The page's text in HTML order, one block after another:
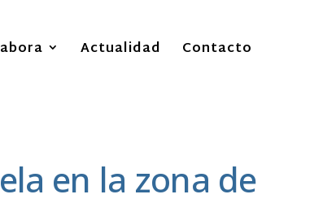
Actualidad Contacto
en la zona de